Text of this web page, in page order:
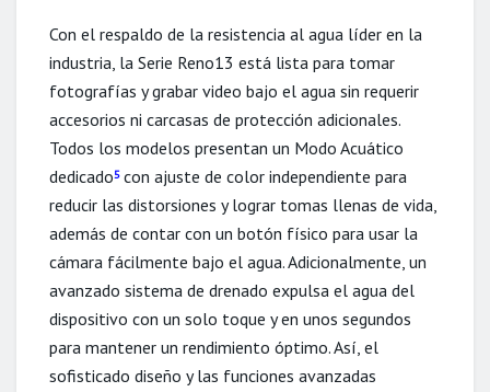
Con el respaldo de la resistencia al agua líder en la
industria, la Serie Reno13 está lista para tomar
fotografías y grabar video bajo el agua sin requerir
accesorios ni carcasas de protección adicionales.
Todos los modelos presentan un Modo Acuático
dedicado5con ajuste de color independiente para
reducir las distorsiones y lograr tomas llenas de vida,
además de contar con un botón físico para usar la
cámara fácilmente bajo el agua. Adicionalmente, un
avanzado sistema de drenado expulsa el agua del
dispositivo con un solo toque y en unos segundos
para mantener un rendimiento óptimo. Así, el
sofisticado diseño y las funciones avanzadas